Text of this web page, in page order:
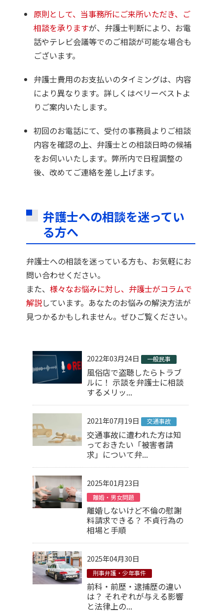
原則として、当事務所にご来所いただき、ご
相談を承りますが、弁護士判断により、お電
話やテレビ会議等でのご相談が可能な場合も
ございます。
弁護士費用のお支払いのタイミングは、内容
により異なります。詳しくはベリーベストよ
りご案内いたします。
初回のお電話にて、受付の事務員よりご相談
内容を確認の上、弁護士との相談日時の候補
をお伺いいたします。弊所内で日程調整の
後、改めてご連絡を差し上げます。
弁護士への相談を迷ってい
る方へ
弁護士への相談を迷っている方も、お気軽にお
問い合わせください。
また、 様々なお悩みに対し、弁護士がコラムで
解説しています。あなたのお悩みの解決方法が
見つかるかもしれません。ぜひご覧ください。
2022年03月24日 一般民事
風俗店で盗聴したらトラブ
ルに！ 示談を弁護士に相談
するメリッ...
2021年07月19日 交通事故
交通事故に遭われた方は知
っておきたい「被害者請
求」について弁...
2025年01月23日
離婚・男女問題
離婚しないけど不倫の慰謝
料請求できる？ 不貞行為の
相場と手順
2025年04月30日
刑事弁護・少年事件
前科・前歴・逮捕歴の違い
は？ それぞれが与える影響
と法律上の...